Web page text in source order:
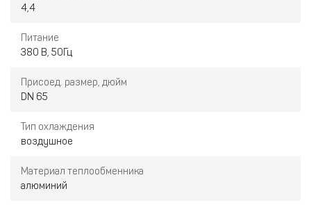
4,4
Питание
380 В, 50Гц
Присоед. размер, дюйм
DN 65
Тип охлаждения
воздушное
Материал теплообменника
алюминий